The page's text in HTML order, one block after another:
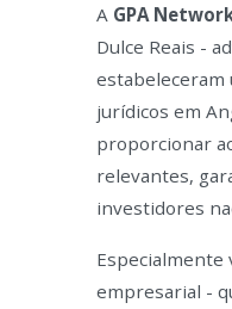
A GPA
Dulce Reais -
estabeleceram
jurídicos em
proporcionar
relevantes,
investidores
Especialmente
empresarial -